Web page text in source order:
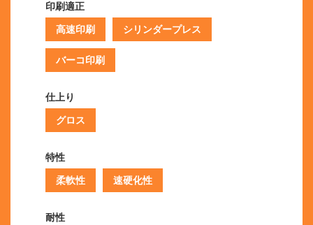
印刷適正
高速印刷 シリンダープレス
バーコ印刷
仕上り
グロス
特性
柔軟性 速硬化性
耐性